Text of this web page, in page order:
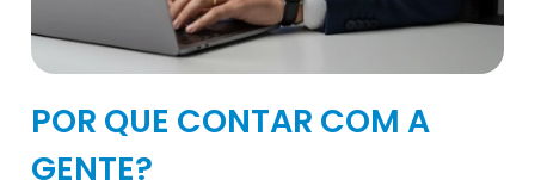
POR QUE CONTAR COM A
GENTE?